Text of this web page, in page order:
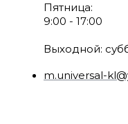
Пятница:
9:00 - 17:00
Выходной:
m.universal-